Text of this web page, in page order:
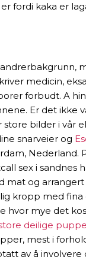
kaka er
medicin,
forbudt. A
Er det
bilder i
snarveier og
sex i
og
kropp med
hvor mye det
deilige
mest i
av å